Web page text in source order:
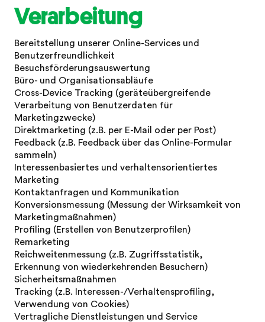
Verarbeitung
Bereitstellung unserer Online-Services und
Benutzerfreundlichkeit
Besuchsförderungsauswertung
Büro- und Organisationsabläufe
Cross-Device Tracking (geräteübergreifende
Verarbeitung von Benutzerdaten für
Marketingzwecke)
Direktmarketing (z.B. per E-Mail oder per Post)
Feedback (z.B. Feedback über das Online-Formular
sammeln)
Interessenbasiertes und verhaltensorientiertes
Marketing
Kontaktanfragen und Kommunikation
Konversionsmessung (Messung der Wirksamkeit von
Marketingmaßnahmen)
Profiling (Erstellen von Benutzerprofilen)
Remarketing
Reichweitenmessung (z.B. Zugriffsstatistik,
Erkennung von wiederkehrenden Besuchern)
Sicherheitsmaßnahmen
Tracking (z.B. Interessen-/Verhaltensprofiling,
Verwendung von Cookies)
Vertragliche Dienstleistungen und Service